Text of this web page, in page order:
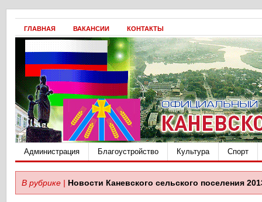
ГЛАВНАЯ ВАКАНСИИ КОНТАКТЫ
Администрация Благоустройство Культура Спорт
В рубрике | Новости Каневского сельского поселения